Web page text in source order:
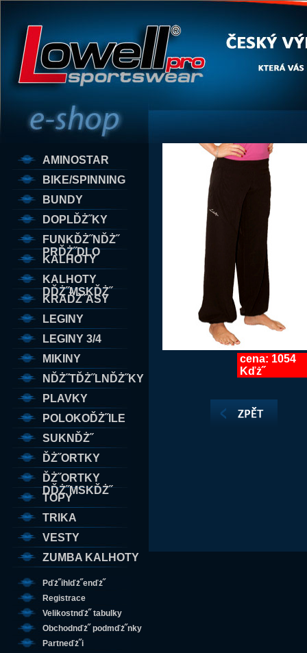
AMINOSTAR
BIKE/SPINNING
BUNDY
DOPLĎŻ˝KY
FUNKĎŻ˝NĎŻ˝
PRĎŻ˝DLO
KALHOTY
KALHOTY
DĎŻ˝MSKĎŻ˝
KRAĎŻ˝ASY
LEGINY
LEGINY 3/4
MIKINY
NĎŻ˝TĎŻ˝LNĎŻ˝KY
PLAVKY
POLOKOĎŻ˝ILE
SUKNĎŻ˝
ĎŻ˝ORTKY
ĎŻ˝ORTKY
DĎŻ˝MSKĎŻ˝
TOPY
TRIKA
VESTY
ZUMBA KALHOTY
Pďż˝ihlďż˝enďż˝
Registrace
Velikostnďż˝ tabulky
Obchodnďż˝ podmďż˝nky
Partneďż˝i
cena: 1054
Kďż˝